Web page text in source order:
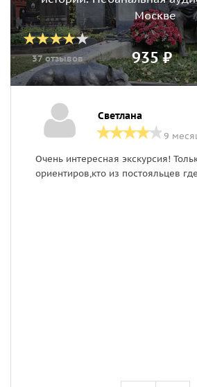
Москве
37 отзывов 935 ₽
Светлана
9
Очень интересная экскурсия!
ориентиров,кто из постояльцев